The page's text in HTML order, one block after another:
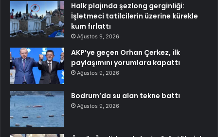
Halk plajında şezlong gerginliği:
İşletmeci tatilcilerin üzerine kürekle
kum fırlattı
Ağustos 9, 2026
AKP’ye geçen Orhan Çerkez, ilk
paylaşımını yorumlara kapattı
Ağustos 9, 2026
Bodrum’da su alan tekne battı
Ağustos 9, 2026